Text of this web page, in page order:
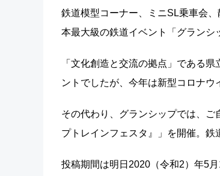
鉄道模型コーナー、ミニSL乗車会
本最大級の鉄道イベント「グラン
「文化創造と交流の拠点」である
ントでしたが、今年は新型コロナウ
その代わり、グランシップでは、
プトレインフェスタ』」を開催。鉄
投稿期間は明日2020（令和2）年5